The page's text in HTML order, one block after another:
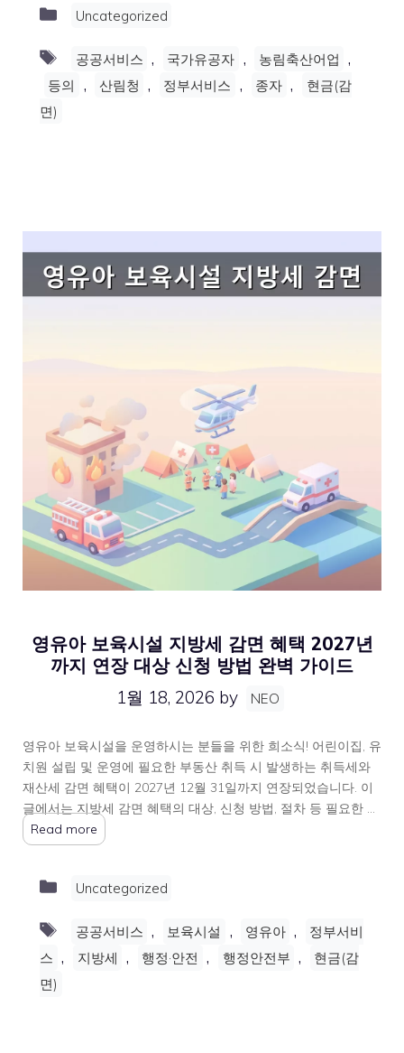
Categories
Uncategorized
Tags
공공서비스 , 국가유공자 , 농림축산어업 ,
등의 , 산림청 , 정부서비스 , 종자 ,
현금(감
면)
영유아 보육시설 지방세 감면 혜택 2027년
까지 연장 대상 신청 방법 완벽 가이드
1월 18, 2026 by NEO
영유아 보육시설을 운영하시는 분들을 위한 희소식! 어린이집, 유
치원 설립 및 운영에 필요한 부동산 취득 시 발생하는 취득세와
재산세 감면 혜택이 2027년 12월 31일까지 연장되었습니다. 이
글에서는 지방세 감면 혜택의 대상, 신청 방법, 절차 등 필요한 …
Read more
Categories
Uncategorized
Tags
공공서비스 , 보육시설 , 영유아 ,
정부서비
스 , 지방세 , 행정·안전 , 행정안전부 ,
현금(감
면)